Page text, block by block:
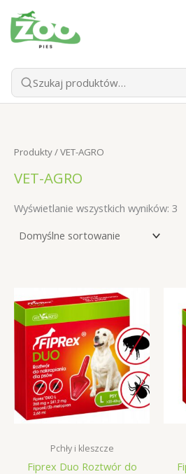
Przejdź
do
treści
Produkty/ VET-AGRO
VET-AGRO
Wyświetlanie wszystkich wyników: 3
Pchły i kleszcze
Fiprex Duo Roztwór do